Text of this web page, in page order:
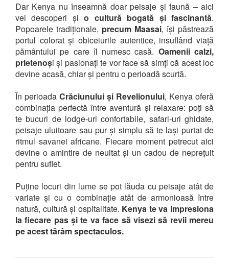
Dar Kenya nu înseamnă doar peisaje și faună – aici
vei descoperi șio cultură bogată și fascinantă.
Popoarele tradiționale, precum Maasai, își păstrează
portul colorat și obiceiurile autentice, insuflând viață
pământului pe care îl numesc casă. Oamenii calzi,
prietenoși și pasionați te vor face să simți că acest loc
devine acasă, chiar și pentru o perioadă scurtă.
În perioada Crăciunului și Revelionului, Kenya oferă
combinația perfectă între aventură și relaxare: poți să
te bucuri de lodge-uri confortabile, safari-uri ghidate,
peisaje uluitoare sau pur și simplu să te lași purtat de
ritmul savanei africane. Fiecare moment petrecut aici
devine o amintire de neuitat și un cadou de neprețuit
pentru suflet.
Puține locuri din lume se pot lăuda cu peisaje atât de
variate și cu o combinație atât de armonioasă între
natură, cultură și ospitalitate. Kenya te va impresiona
la fiecare pas și te va face să visezi să revii mereu
pe acest tărâm spectaculos.